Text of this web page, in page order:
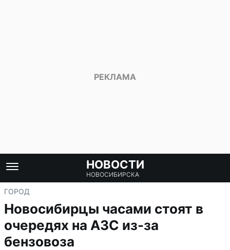
НОВОСТИ
НОВОСИБИРСКА
ГОРОД
Новосибирцы часами стоят в
очередях на АЗС из-за
бензовоза